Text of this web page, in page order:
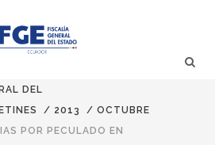
DEL
/ 2013 / OCTUBRE
POR PECULADO EN